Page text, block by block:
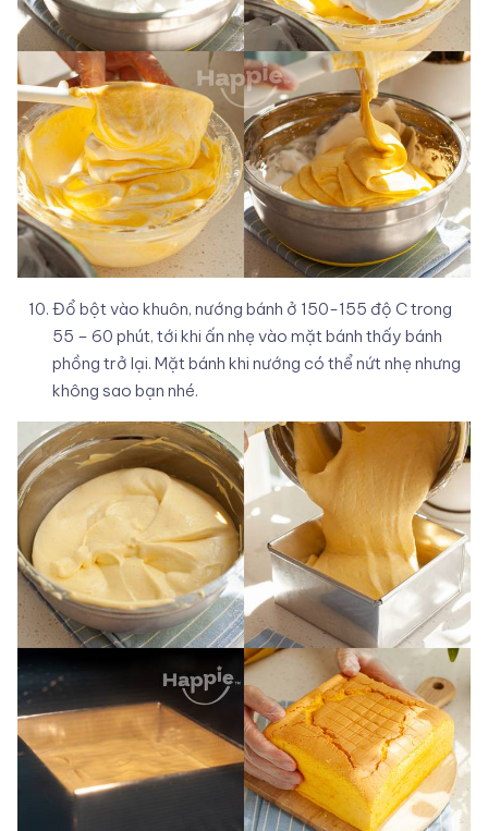
Đổ bột vào khuôn, nướng bánh ở 150-155 độ C trong
55 – 60 phút, tới khi ấn nhẹ vào mặt bánh thấy bánh
phồng trở lại. Mặt bánh khi nướng có thể nứt nhẹ nhưng
không sao bạn nhé.